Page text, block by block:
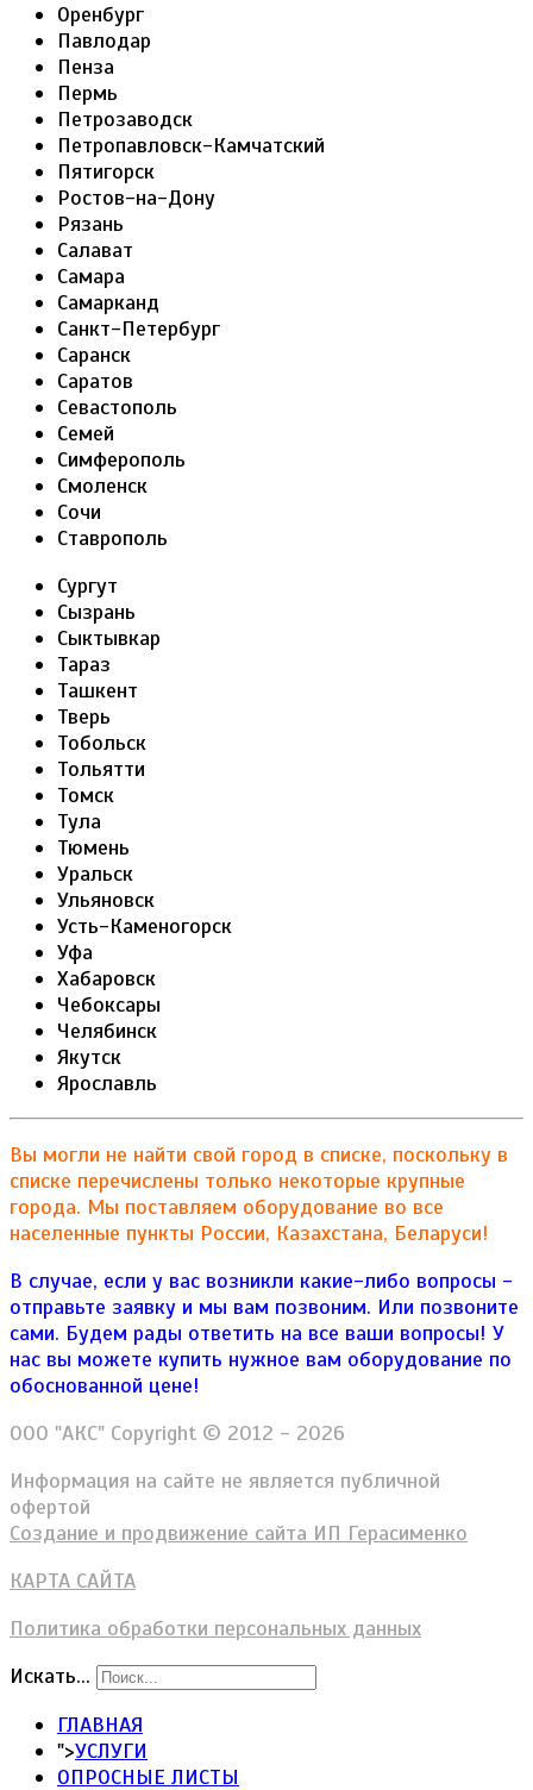
Оренбург
Павлодар
Пенза
Пермь
Петрозаводск
Петропавловск-Камчатский
Пятигорск
Ростов-на-Дону
Рязань
Салават
Самара
Самарканд
Санкт-Петербург
Саранск
Саратов
Севастополь
Семей
Симферополь
Смоленск
Сочи
Ставрополь
Сургут
Сызрань
Сыктывкар
Тараз
Ташкент
Тверь
Тобольск
Тольятти
Томск
Тула
Тюмень
Уральск
Ульяновск
Усть-Каменогорск
Уфа
Хабаровск
Чебоксары
Челябинск
Якутск
Ярославль
Вы могли не найти свой город в списке, поскольку в
списке перечислены только некоторые крупные
города. Мы поставляем оборудование во все
населенные пункты России, Казахстана, Беларуси!
В случае, если у вас возникли какие-либо вопросы -
отправьте заявку и мы вам позвоним. Или позвоните
сами. Будем рады ответить на все ваши вопросы! У
нас вы можете купить нужное вам оборудование по
обоснованной цене!
ООО "АКС" Copyright © 2012 - 2026
Информация на сайте не является публичной
офертой
Создание и продвижение сайта ИП Герасименко
КАРТА САЙТА
Политика обработки персональных данных
Искать...
ГЛАВНАЯ
">УСЛУГИ
ОПРОСНЫЕ ЛИСТЫ